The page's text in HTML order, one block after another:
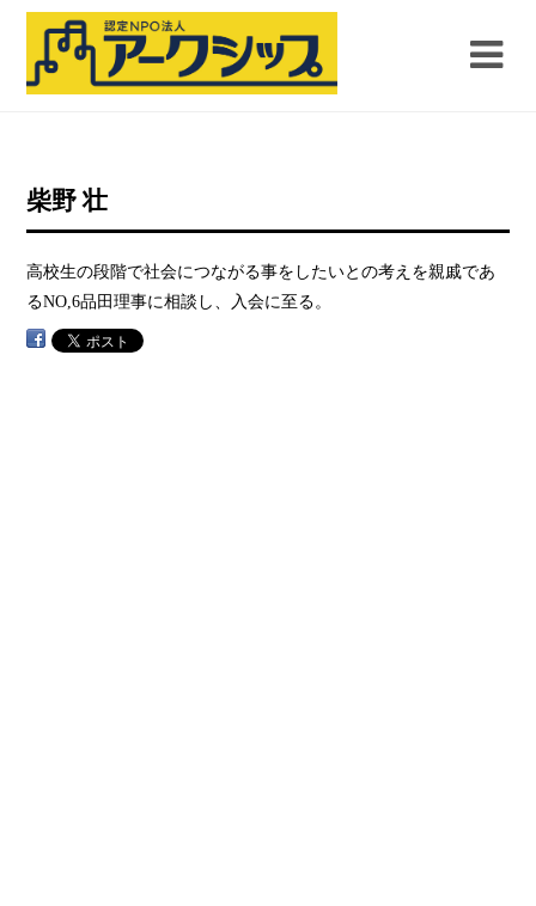
柴野 壮
高校生の段階で社会につながる事をしたいとの考えを親戚であ
るNO,6品田理事に相談し、入会に至る。